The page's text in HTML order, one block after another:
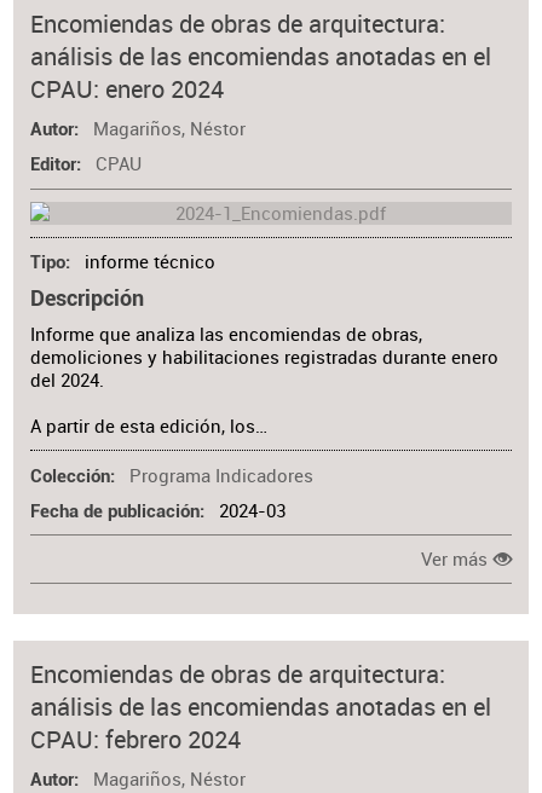
Encomiendas de obras de arquitectura:
análisis de las encomiendas anotadas en el
CPAU: enero 2024
Autor Magariños, Néstor
Editor CPAU
Tipo informe técnico
Descripción
Informe que analiza las encomiendas de obras,
demoliciones y habilitaciones registradas durante enero
del 2024.
A partir de esta edición, los…
Colección Programa Indicadores
Fecha de publicación 2024-03
Ver más
Encomiendas de obras de arquitectura:
análisis de las encomiendas anotadas en el
CPAU: febrero 2024
Autor Magariños, Néstor